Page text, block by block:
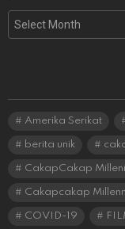
Amerika Serikat
berita unik
CakapCakap
Cakapcakap
COVID-19